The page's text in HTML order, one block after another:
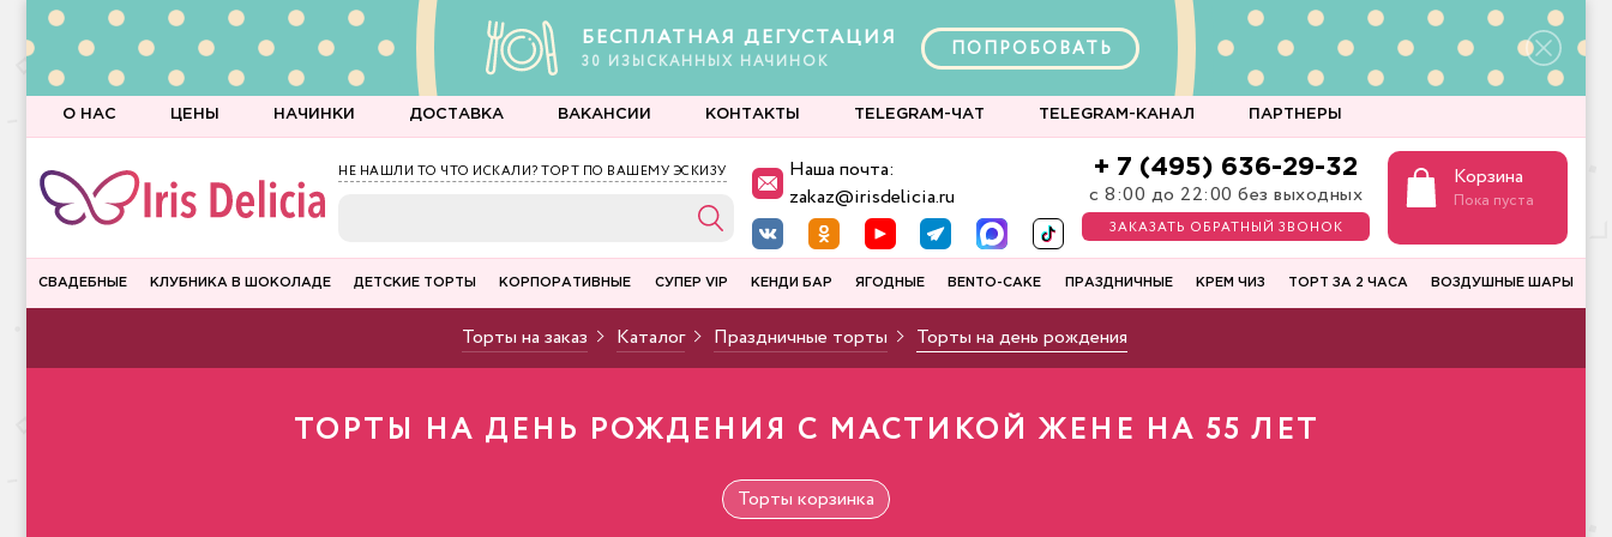
БЕСПЛАТНАЯ ДЕГУСТАЦИЯ
30 ИЗЫСКАННЫХ НАЧИНОК
ПОПРОБОВАТЬ
О НАС ЦЕНЫ НАЧИНКИ ДОСТАВКА ВАКАНСИИ КОНТАКТЫ TELEGRAM-ЧАТ TELEGRAM-КАНАЛ ПАРТНЕРЫ
НЕ НАШЛИ ТО ЧТО ИСКАЛИ? ТОРТ ПО ВАШЕМУ ЭСКИЗУ
Наша почта:
zakaz@irisdelicia.ru
+ 7 (495) 636-29-32
с 8:00 до 22:00 без выходных
ЗАКАЗАТЬ ОБРАТНЫЙ ЗВОНОК
Корзина
Пока пуста
СВАДЕБНЫЕ КЛУБНИКА В ШОКОЛАДЕ ДЕТСКИЕ ТОРТЫ КОРПОРАТИВНЫЕ СУПЕР VIP КЕНДИ БАР ЯГОДНЫЕ BENTO-CAKE ПРАЗДНИЧНЫЕ КРЕМ ЧИЗ ТОРТ ЗА 2 ЧАСА ВОЗДУШНЫЕ ШАРЫ
Торты на заказ Каталог Праздничные торты Торты на день рождения
ТОРТЫ НА ДЕНЬ РОЖДЕНИЯ С МАСТИКОЙ ЖЕНЕ НА 55 ЛЕТ
Торты корзинка